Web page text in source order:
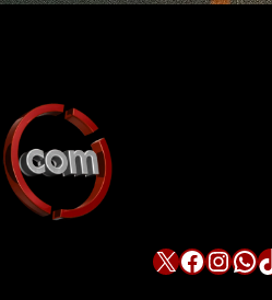
X Facebook InstagramWhatsApp TikTok